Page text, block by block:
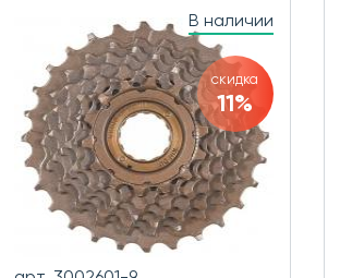
В наличии
скидка
11%